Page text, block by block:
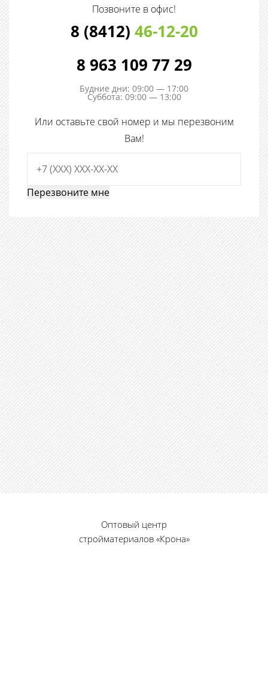
Позвоните в офис!
8 (8412) 46-12-20
8 963 109 77 29
Будние дни: 09:00 — 17:00
Суббота: 09:00 — 13:00
Или оставьте свой номер и мы перезвоним
Вам!
Оптовый центр
стройматериалов «Крона»